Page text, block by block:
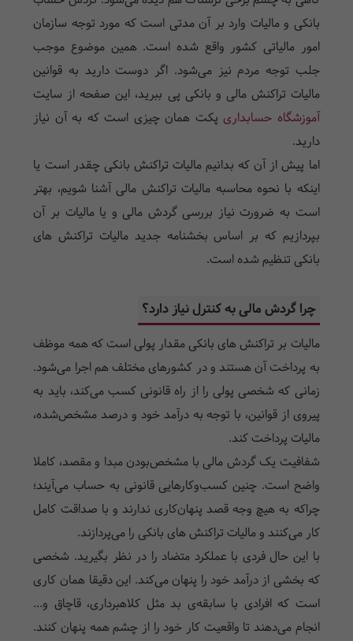
بانکی و مالیات وارد بر آن مدتی است که مورد توجه سازمان
امور مالیاتی کشور واقع شده است. همین موضوع موجب
جلب توجه مردم نیز می‌شود. اگر دوست دارید به قوانین
مالیات تراکنش مالی و بانکی پی ببرید، این صفحه از سایت
آموزشگاه حسابداریپکت همان چیز‌ی است که به آن نیاز
دارید.
اما پیش از آن که بدانیم مالیات تراکنش بانکی چقدر است یا
اینکه با نحوه محاسبه مالیات تراکنش مالی آشنا شویم، بهتر
است به ضرورت نیاز بررسی گردش مالی و یا مالیات بر آن
بپردازیم که بر اساس بخشنامه جدید مالیات تراکنش های
بانکی تنظیم شده است.
چرا گردش مالی به کنترل نیاز دارد؟
مالیات بر تراکنش ها‌ی بانکی مقدار پولی است که همه موظف
به پرداخت آن هستند و در کشور‌ها‌ی مختلف هم اجرا می‌شود.
زمانی که شخصی پولی را از راه قانونی کسب می‌کند، باید به
پیروی از قوانین، با توجه به درآمد خود و درصد مشخص‌شده،
مالیات پرداخت کند.
شفافیت یک گردش مالی با مشخص‌بودن مبدا و مقصد، کاملا
واضح است. چنین کسب‌و‌کار‌ها‌یی قانونی به حساب می‌آیند؛
چرا‌که به هیچ وجه قصد پنهان‌کاری ندارند و با صداقت کامل
کار می‌کنند و مالیات تراکنش ها‌ی بانکی را می‌پردازند.
با این حال فرد‌ی با عملکرد متضاد را در نظر بگیرید. شخصی
که بخشی از درآمد خود را پنهان می‌کند. این دقیقا همان کار‌ی
است که افراد‌ی با سابقه‌ی بد مثل کلاهبرداری، قاچاق و...
انجام می‌دهند تا واقعیت کار خود را از چشم همه پنهان کنند.